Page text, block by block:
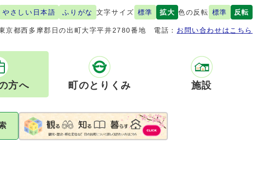
やさしい日本語 ふりがな 文字サイズ 標準 拡大 色の反転 標準 反転
京都西多摩郡日の出町大字平井2780番地 電話： お問い合わせはこちら
方へ 町のとりくみ 施設